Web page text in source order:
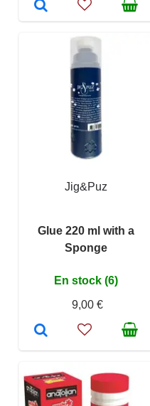
Jig&Puz
Glue 220 ml with a
Sponge
En stock (6)
9,00 €